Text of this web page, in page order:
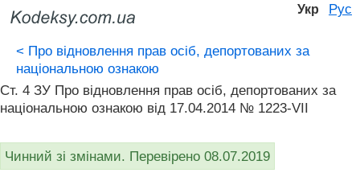
Укр Рус
< Про відновлення прав осіб, депортованих за
національною ознакою
Ст. 4 ЗУ Про відновлення прав осіб, депортованих за
національною ознакою від 17.04.2014 № 1223-VII
Чинний зі змінами. Перевірено 08.07.2019